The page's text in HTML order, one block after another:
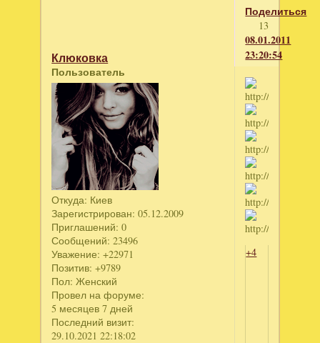
Поделиться
13
08.01.2011
23:20:54
Клюковка
Пользователь
Откуда: Киев
Зарегистрирован: 05.12.2009
Приглашений: 0
Сообщений: 23496
Уважение: +22971
Позитив: +9789
Пол: Женский
Провел на форуме:
5 месяцев 7 дней
Последний визит:
29.10.2021 22:18:02
+4